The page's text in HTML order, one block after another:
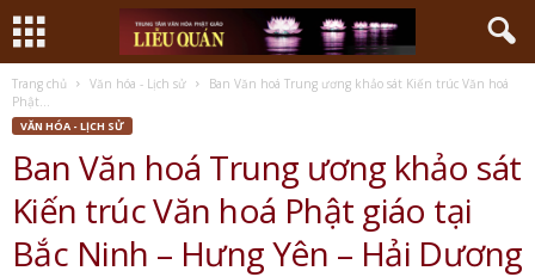
Trang chủ Văn hóa - Lịch sử
Ban Văn hoá Trung ương khảo sát Kiến trúc Văn hoá
Phật...
VĂN HÓA - LỊCH SỬ
Ban Văn hoá Trung ương khảo sát
Kiến trúc Văn hoá Phật giáo tại
Bắc Ninh – Hưng Yên – Hải Dương